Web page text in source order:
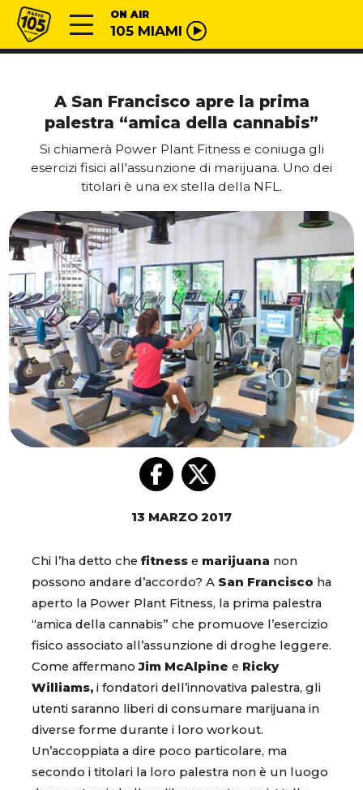
Vai al contenuto
Radio 105 ON AIR
105 MIAMI
A San Francisco apre la prima
palestra “amica della cannabis”
Si chiamerà Power Plant Fitness e coniuga gli
esercizi fisici all'assunzione di marijuana. Uno dei
titolari è una ex stella della NFL.
13 MARZO 2017
Chi l’ha detto che fitness e marijuana non
possono andare d’accordo? A San Francisco ha
aperto la Power Plant Fitness, la prima palestra
“amica della cannabis” che promuove l’esercizio
fisico associato all’assunzione di droghe leggere.
Come affermanoJim McAlpine e Ricky
Williams, i fondatori dell’innovativa palestra, gli
utenti saranno liberi di consumare marijuana in
diverse forme durante i loro workout.
Un’accoppiata a dire poco particolare, ma
secondo i titolari la loro palestra non è un luogo